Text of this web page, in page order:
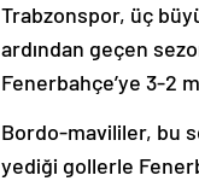
Trabzonspor, üç
ardından geçen
Fenerbahçe’ye 3-2
Bordo-mavililer, bu
yediği gollerle